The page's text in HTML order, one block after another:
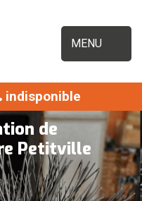
MENU
indisponible
de
Petitville